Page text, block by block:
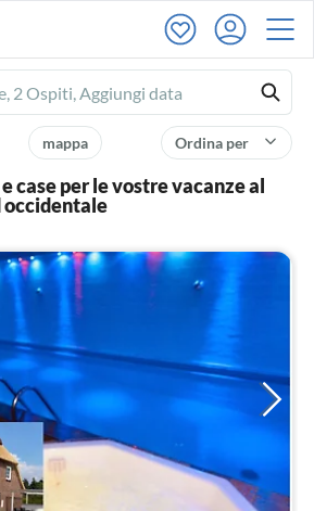
Ordina per
mappa
case per le vostre vacanze al
occidentale